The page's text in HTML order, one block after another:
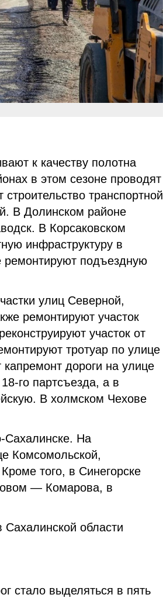
к качеству полотна
в этом сезоне проводят
транспортной
В Долинском районе
В Корсаковском
инфраструктуру в
ремонтируют подъездную
улиц Северной,
ремонтируют участок
участок от
тротуар по улице
дороги на улице
го партсъезда, а в
В холмском Чехове
На
Комсомольской,
того, в Синегорске
— Комарова, в
области
стало выделяться в пять